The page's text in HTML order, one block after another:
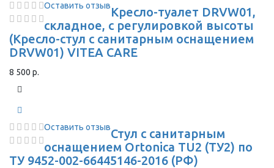
Оставить отзывКресло-туалет DRVW01,
складное, с регулировкой высоты
(Кресло-стул с санитарным оснащением
DRVW01) VITEA CARE
8 500 р.
Оставить отзывСтул с санитарным
оснащением Ortonica TU2 (ТУ2) по
ТУ 9452-002-66445146-2016 (РФ)